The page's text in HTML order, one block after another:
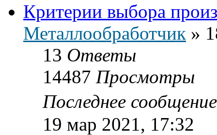
Критерии выбора
Металлообработчик »
13 Ответы
14487 Просмотры
Последнее
19 мар 2021, 17:32